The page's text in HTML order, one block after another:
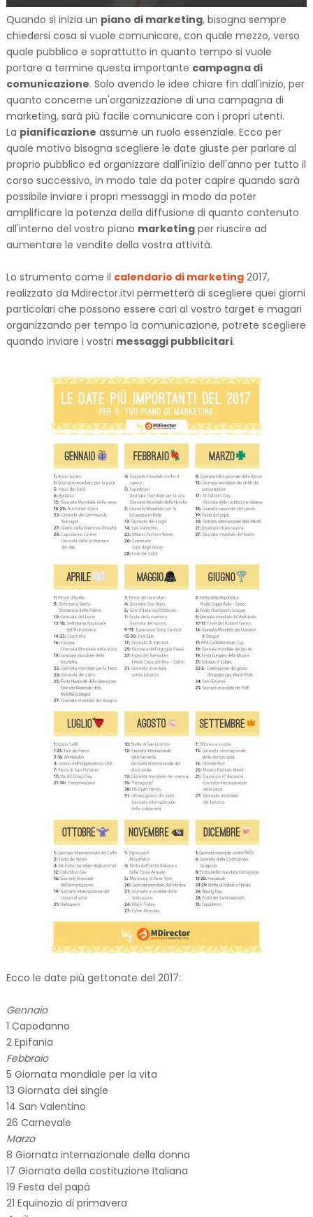
Quando si inizia un piano di marketing, bisogna sempre
chiedersi cosa si vuole comunicare, con quale mezzo, verso
quale pubblico e soprattutto in quanto tempo si vuole
portare a termine questa importante campagna di
comunicazione. Solo avendo le idee chiare fin dall'inizio, per
quanto concerne un'organizzazione di una campagna di
marketing, sarà più facile comunicare con i propri utenti.
La pianificazione assume un ruolo essenziale. Ecco per
quale motivo bisogna scegliere le date giuste per parlare al
proprio pubblico ed organizzare dall'inizio dell'anno per tutto il
corso successivo, in modo tale da poter capire quando sarà
possibile inviare i propri messaggi in modo da poter
amplificare la potenza della diffusione di quanto contenuto
all'interno del vostro piano marketingper riuscire ad
aumentare le vendite della vostra attività.
Lo strumento come il calendario di marketing2017,
realizzato da Mdirector.itvi permetterà di scegliere quei giorni
particolari che possono essere cari al vostro target e magari
organizzando per tempo la comunicazione, potrete scegliere
quando inviare i vostri messaggi pubblicitari.
Ecco le date più gettonate del 2017:
Gennaio
1 Capodanno
2 Epifania
Febbraio
5 Giornata mondiale per la vita
13 Giornata dei single
14 San Valentino
26 Carnevale
Marzo
8 Giornata internazionale della donna
17 Giornata della costituzione Italiana
19 Festa del papà
21 Equinozio di primavera